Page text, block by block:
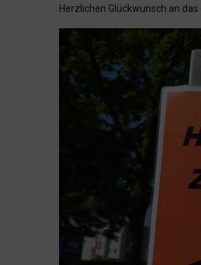
Herzlichen Glückwunsch an